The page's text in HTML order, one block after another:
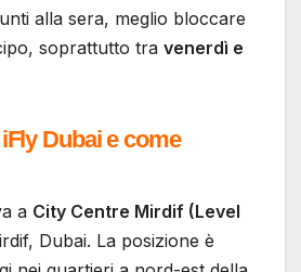
alla sera, meglio bloccare
soprattutto tra venerdì e
Dubai e come
a City Centre Mirdif (Level
Dubai. La posizione è